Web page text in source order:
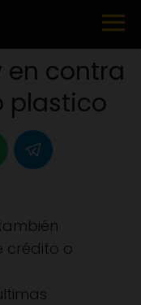
en contra
plastico
crédito o